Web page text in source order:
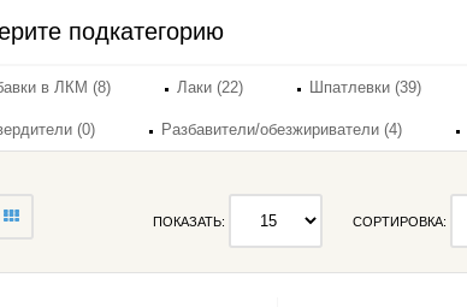
подкатегорию
в ЛКМ (8) Лаки (22) Шпатлевки (39)
(0) Разбавители/обезжириватели (4)
СОРТИРОВКА:
ПОКАЗАТЬ: